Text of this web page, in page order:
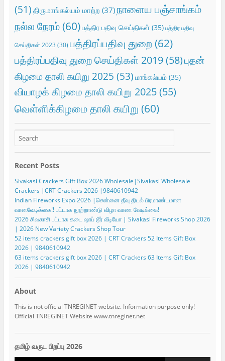
(51) திருமாங்கல்யம் மாற்ற (37)நாளைய பஞ்சாங்கம்
நல்ல நேரம்(60)பத்திர பதிவு செய்திகள்(35) பத்திர பதிவு
செய்திகள் 2023 (30) பத்திரப்பதிவு துறை (62)
பத்திரப்பதிவு துறை செய்திகள் 2019(58)புதன்
கிழமை தாலி கயிறு 2025 (53) மாங்கல்யம்(35)
வியாழக் கிழமை தாலி கயிறு 2025(55)
வெள்ளிக்கிழமை தாலி கயிறு (60)
Recent Posts
Sivakasi Crackers Gift Box 2026 Wholesale|Sivakasi Wholesale
Crackers |CRT Crackers 2026 |9840610942
Indian Fireworks Expo 2026 |சென்னை தீவு திடல் பிரமாண்டமான
வானவேடிக்கை!! பட்டாசு நூற்றாண்டு விழா வாண வேடிக்கை!
2026 சிவகாசி பட்டாசு கடை ஷாப் டூர் வீடியோ | Sivakasi Fireworks Shop 2026
| 2026 New Variety Crackers Shop Tour
52 items crackers gift box 2026 | CRT Crackers 52 Items Gift Box
2026 | 9840610942
63 items crackers gift box 2026 | CRT Crackers 63 Items Gift Box
2026 | 9840610942
About
This is not official TNREGINET website. Information purpose only!
Official TNREGINET Website www.tnreginet.net
தமிழ் வருட பிறப்பு 2026